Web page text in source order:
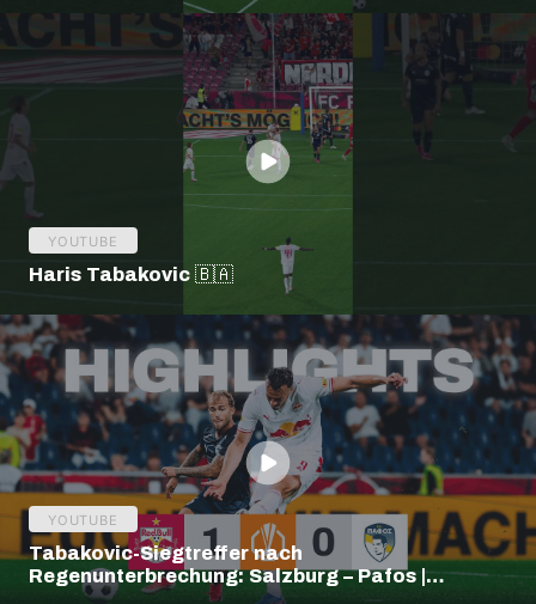
YOUTUBE
Haris Tabakovic 🇧🇦
YOUTUBE
Tabakovic-Siegtreffer nach
Regenunterbrechung: Salzburg – Pafos |
Highlights | Europa League Q3